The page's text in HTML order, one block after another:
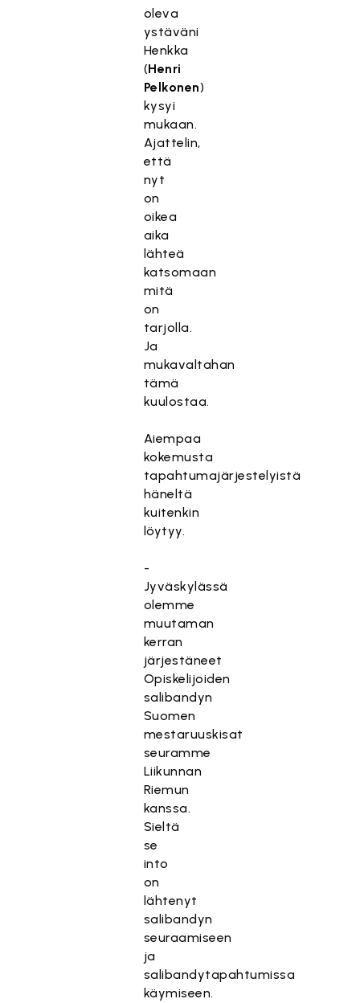
oleva
ystäväni
Henkka
(Henri
Pelkonen)
kysyi
mukaan.
Ajattelin,
että
nyt
on
oikea
aika
lähteä
katsomaan
mitä
on
tarjolla.
Ja
mukavaltahan
tämä
kuulostaa.
Aiempaa
kokemusta
tapahtumajärjestelyistä
häneltä
kuitenkin
löytyy.
-
Jyväskylässä
olemme
muutaman
kerran
järjestäneet
Opiskelijoiden
salibandyn
Suomen
mestaruuskisat
seuramme
Liikunnan
Riemun
kanssa.
Sieltä
se
into
on
lähtenyt
salibandyn
seuraamiseen
ja
salibandytapahtumissa
käymiseen.